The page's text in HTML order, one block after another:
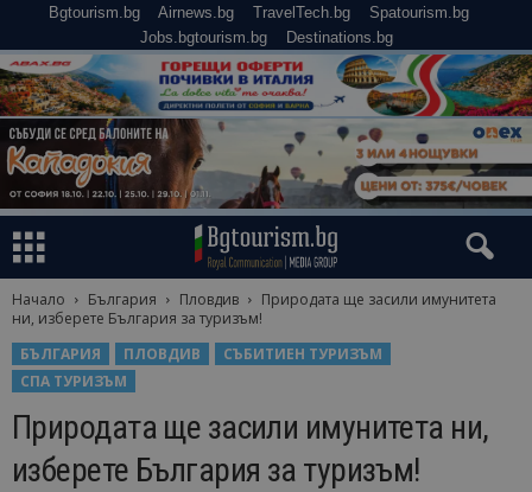
Bgtourism.bg Airnews.bg TravelTech.bg
Spatourism.bg
Jobs.bgtourism.bg
Destinations.bg
Начало България Пловдив
Природата ще засили имунитета
ни, изберете България за туризъм!
БЪЛГАРИЯ
ПЛОВДИВ
СЪБИТИЕН ТУРИЗЪМ
СПА ТУРИЗЪМ
Природата ще засили имунитета ни,
изберете България за туризъм!